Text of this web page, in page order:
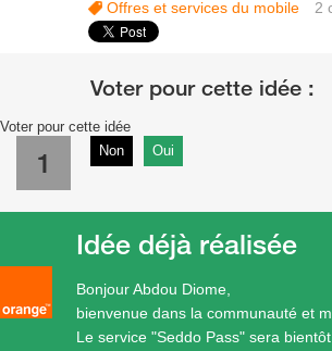
Offres et services du mobile
2
Voter pour cette idée
1 Non Oui
Bonjour Abdou Diome,
bienvenue dans la communauté et
Le service "Seddo Pass" sera
Idée déjà réalisée